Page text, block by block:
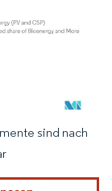
Namensnennung
sind nach